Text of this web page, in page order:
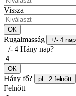
Vissza
OK
Rugalmasság +/- 4 nap
+/- 4 Hány nap?
OK
Hány fő? pl.: 2 felnőtt
Felnőtt